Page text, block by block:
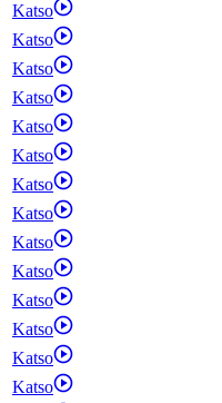
Katso
Katso
Katso
Katso
Katso
Katso
Katso
Katso
Katso
Katso
Katso
Katso
Katso
Katso